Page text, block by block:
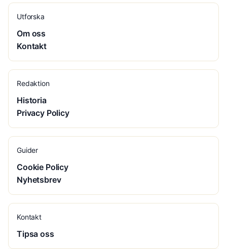
Utforska
Om oss
Kontakt
Redaktion
Historia
Privacy Policy
Guider
Cookie Policy
Nyhetsbrev
Kontakt
Tipsa oss